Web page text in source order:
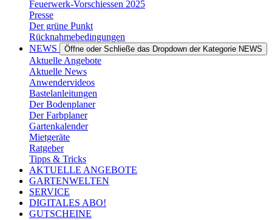
Feuerwerk-Vorschiessen 2025
Presse
Der grüne Punkt
Rücknahmebedingungen
NEWS
Öffne oder Schließe das Dropdown der Kategorie NEWS
Aktuelle Angebote
Aktuelle News
Anwendervideos
Bastelanleitungen
Der Bodenplaner
Der Farbplaner
Gartenkalender
Mietgeräte
Ratgeber
Tipps & Tricks
AKTUELLE ANGEBOTE
GARTENWELTEN
SERVICE
DIGITALES ABO!
GUTSCHEINE